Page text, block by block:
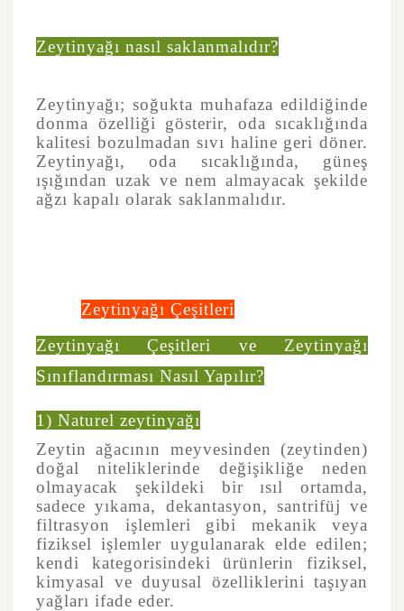
Zeytinyağı nasıl saklanmalıdır?
Zeytinyağı; soğukta muhafaza edildiğinde
donma özelliği gösterir, oda sıcaklığında
kalitesi bozulmadan sıvı haline geri döner.
Zeytinyağı, oda sıcaklığında, güneş
ışığından uzak ve nem almayacak şekilde
ağzı kapalı olarak saklanmalıdır.
Zeytinyağı Çeşitleri
Zeytinyağı Çeşitleri ve Zeytinyağı
Sınıflandırması Nasıl Yapılır?
1) Naturel zeytinyağı
Zeytin ağacının meyvesinden (zeytinden)
doğal niteliklerinde değişikliğe neden
olmayacak şekildeki bir ısıl ortamda,
sadece yıkama, dekantasyon, santrifüj ve
filtrasyon işlemleri gibi mekanik veya
fiziksel işlemler uygulanarak elde edilen;
kendi kategorisindeki ürünlerin fiziksel,
kimyasal ve duyusal özelliklerini taşıyan
yağları ifade eder.